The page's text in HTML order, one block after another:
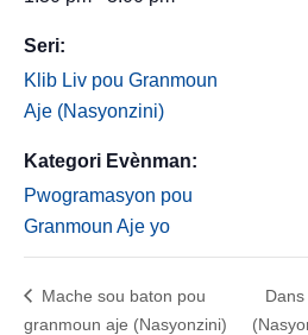
Seri:
Klib Liv pou Granmoun
Aje (Nasyonzini)
Kategori Evènman:
Pwogramasyon pou
Granmoun Aje yo
Mache sou baton pou
granmoun aje (Nasyonzini)